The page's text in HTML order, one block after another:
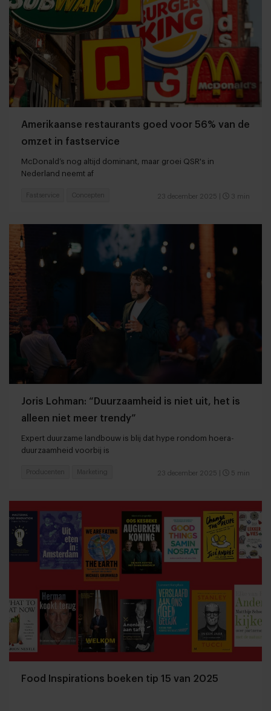
Amerikaanse restaurants goed voor 56% van de
omzet in fastservice
McDonald’s nog altijd dominant, maar groei QSR's in
Nederland neemt af
23 december 2025 3 min
Fastservice Concepten
Joris Lohman: “Duurzaamheid is niet uit, het is
alleen niet meer trendy”
Expert duurzame landbouw is blij dat hype rondom hoera-
duurzaamheid voorbij is
23 december 2025 5 min
Producenten Marketing
Food Inspirations boeken tip 15 van 2025